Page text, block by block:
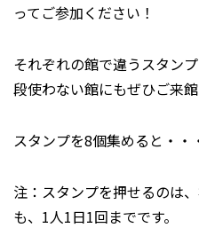
ってご参加ください！
それぞれの館で違うスタン
段使わない館にもぜひご来
スタンプを8個集めると・・
注：スタンプを押せるのは
も、1人1日1回までです。